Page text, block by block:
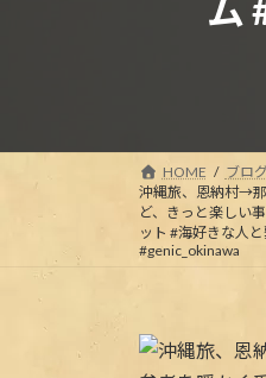
ム
HOME ブロ
沖縄旅、恩納村→
ど、きっと楽しい
ット #海好きな人
#genic_okinawa